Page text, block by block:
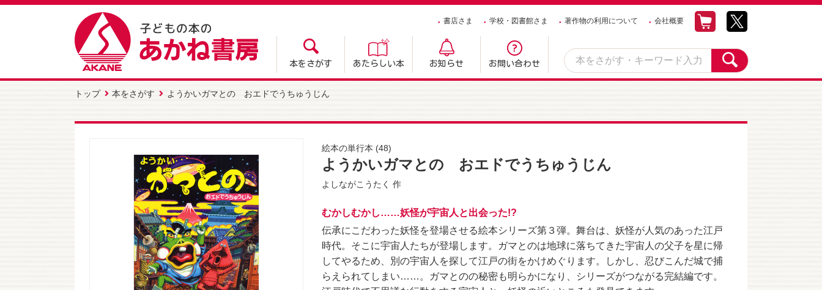
書店さま 学校・図書館さま 著作物の利用について 会社概要
本をさがす あたらしい本 お知らせ お問い合わせ
トップ 本をさがす ようかいガマとの おエドでうちゅうじん
絵本の単行本 (48)
ようかいガマとの おエドでうちゅうじん
よしながこうたく 作
むかしむかし……妖怪が宇宙人と出会った!?
伝承にこだわった妖怪を登場させる絵本シリーズ第３弾。舞台は、妖怪が人気のあった江戸
時代。そこに宇宙人たちが登場します。ガマとのは地球に落ちてきた宇宙人の父子を星に帰
してやるため、別の宇宙人を探して江戸の街をかけめぐります。しかし、忍びこんだ城で捕
らえられてしまい……。ガマとのの秘密も明らかになり、シリーズがつながる完結編です。